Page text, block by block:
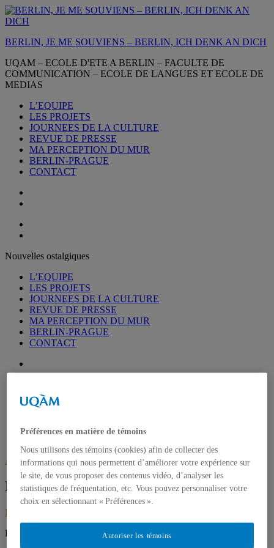
Aller
au
BERLIN, JE ME SOUVIENS – BERLIN, ICH DENK AN DICH
UQAM – ECOLE D'ETE A BERLIN – FACULTE DE
COMMUNICATION – ECOLE DE LANGUES ET ECOLE DE
MEDIAS
L’EQUIPE
LES PROJETS
JOURNEES DE LA CULTURE
REVUE DE PRESSE
MA PERCEPTION DU MUR
BERLIN-PRAGUE
CONTACT
Nouvelles ostalgiques
L’EQUIPE
LES PROJETS
JOURNEES DE LA CULTURE
REVUE DE PRESSE
MA PERCEPTION DU MUR
BERLIN-PRAGUE
CONTACT
Accueil
AM
24
Art
,écriture
Nouvelles ostalgiques
Berlin
P
Préférences en matière de témoins
Nous utilisons des témoins (cookies) afin de collecter des
informations qui nous permettent d’améliorer votre expérience sur
le site, de vous proposer des contenus vidéo, d’analyser les
statistiques de fréquentation, etc. Vous pouvez personnaliser votre
choix en sélectionnant « Préférences ».
Autoriser les témoins